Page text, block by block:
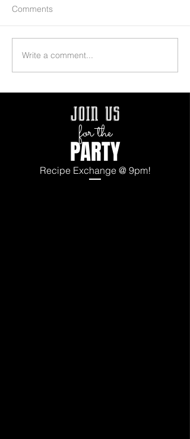
Comments
Write a comment...
join us
for the
PARTY
Recipe Exchange @ 9pm!